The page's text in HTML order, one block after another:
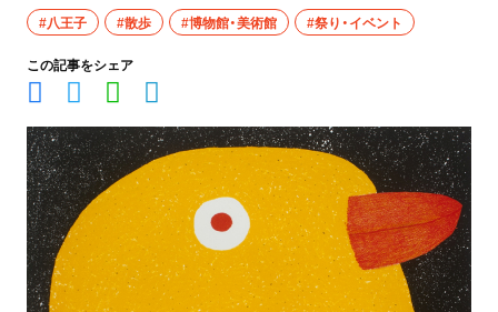
#八王子 #散歩 #博物館・美術館 #祭り・イベント
この記事をシェア